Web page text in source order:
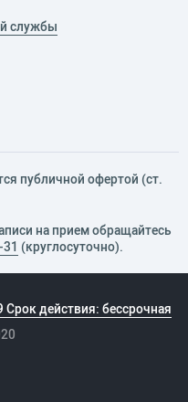
службы
публичной офертой (ст.
на прием обращайтесь
(круглосуточно).
действия: бессрочная